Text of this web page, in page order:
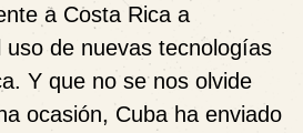
a Costa Rica a
de nuevas tecnologías
Y que no se nos olvide
ocasión, Cuba ha enviado